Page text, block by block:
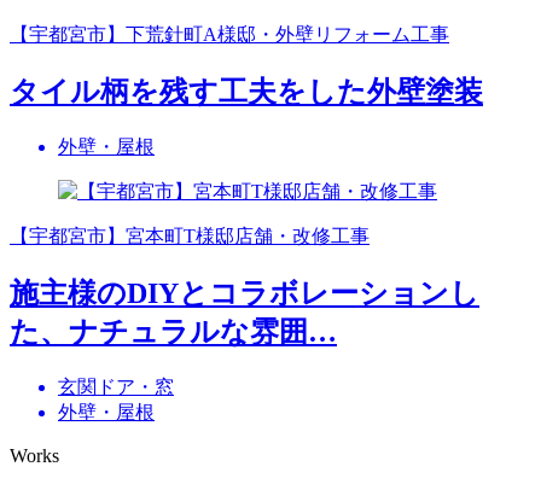
【宇都宮市】下荒針町A様邸・外壁リフォーム工事
タイル柄を残す工夫をした外壁塗装
外壁・屋根
【宇都宮市】宮本町T様邸店舗・改修工事
施主様のDIYとコラボレーションし
た、ナチュラルな雰囲…
玄関ドア・窓
外壁・屋根
Works